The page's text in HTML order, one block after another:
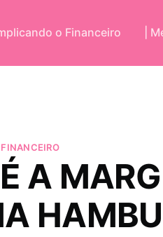
o Financeiro |
A